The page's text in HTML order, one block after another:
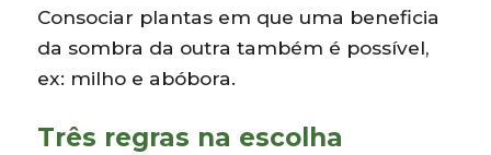
Consociar plantas em que uma beneficia
da sombra da outra também é possível,
ex: milho e abóbora.
Três regras na escolha